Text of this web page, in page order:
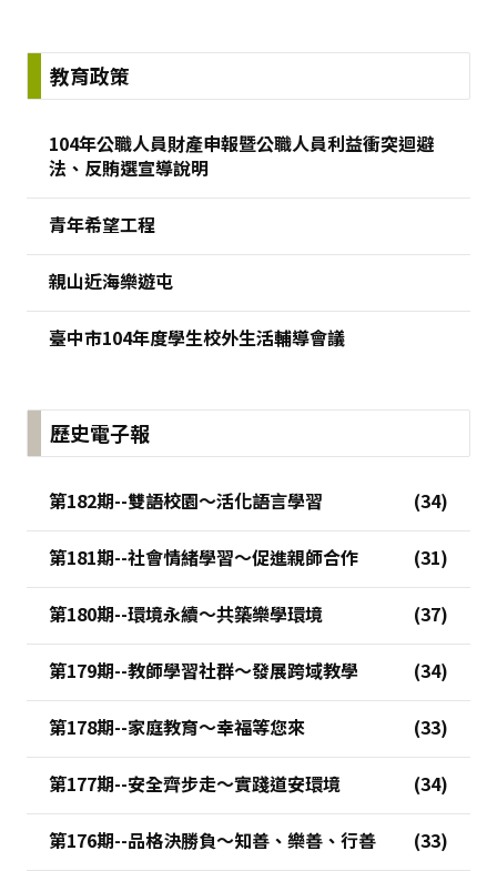
:::教育政策
104年公職人員財產申報暨公職人員利益衝突迴避
法、反賄選宣導說明
青年希望工程
親山近海樂遊屯
臺中市104年度學生校外生活輔導會議
歷史電子報
第182期--雙語校園～活化語言學習
第181期--社會情緒學習～促進親師合作
第180期--環境永續～共築樂學環境
第179期--教師學習社群～發展跨域教學
第178期--家庭教育～幸福等您來
第177期--安全齊步走～實踐道安環境
第176期--品格決勝負～知善、樂善、行善